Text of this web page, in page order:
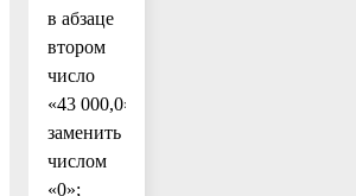
в абзаце
втором
число
«43 000,0»
заменить
числом
«0»;